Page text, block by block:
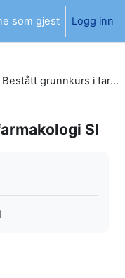
som gjest Logg inn
Bestått grunnkurs i farmakologi SI
SI